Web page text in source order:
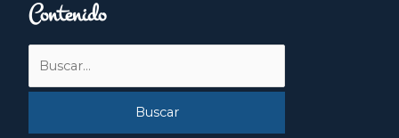
Contenido
por: